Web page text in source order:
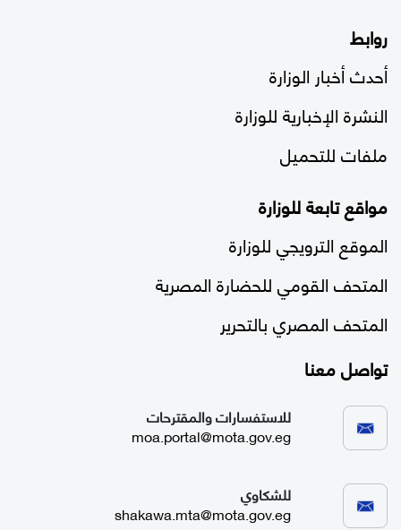
روابط
أحدث أخبار الوزارة
النشرة الإخبارية للوزارة
ملفات للتحميل
مواقع تابعة للوزارة
الموقع الترويجي للوزارة
المتحف القومي للحضارة المصرية
المتحف المصري بالتحرير
تواصل معنا
للاستفسارات والمقترحات
moa.portal@mota.gov.eg
للشكاوي
shakawa.mta@mota.gov.eg